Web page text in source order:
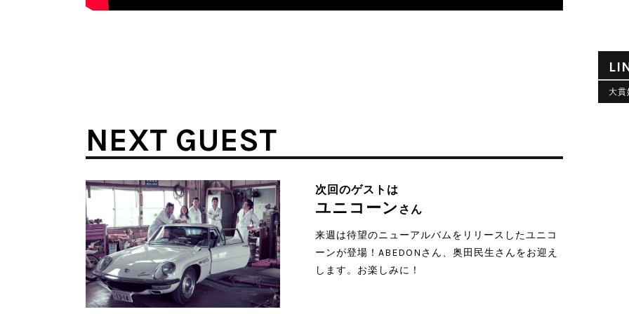
大
NEXT GUEST
次回のゲストは
ユニコーン さん
来週は待望のニューアルバムをリリースしたユニコ
ーンが登場！ABEDONさん、奥田民生さんをお迎え
します。お楽しみに！